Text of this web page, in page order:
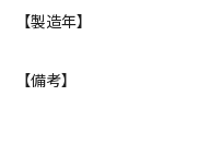
【製造年】
【備考】